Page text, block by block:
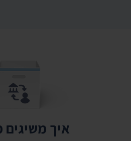
איך משיגים